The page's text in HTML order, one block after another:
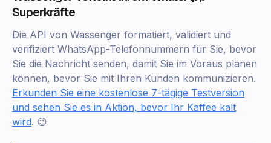
Superkräfte
Die API von Wassenger formatiert, validiert und
verifiziert WhatsApp-Telefonnummern für Sie, bevor
Sie die Nachricht senden, damit Sie im Voraus planen
können, bevor Sie mit Ihren Kunden kommunizieren.
Erkunden Sie eine kostenlose 7-tägige Testversion
und sehen Sie es in Aktion, bevor Ihr Kaffee kalt
wird. 😉